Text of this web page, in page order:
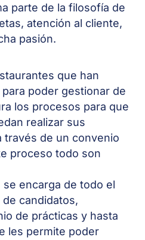
parte de la filosofía de
atención al cliente,
pasión.
que han
poder gestionar de
los procesos para que
realizar sus
través de un convenio
proceso todo son
se encarga de todo el
candidatos,
de prácticas y hasta
les permite poder